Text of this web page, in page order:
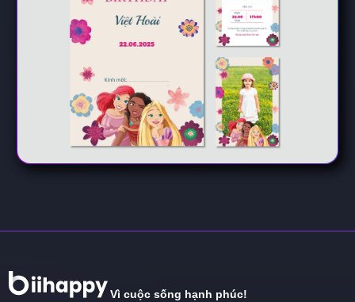
Vì cuộc sống hạnh phúc!